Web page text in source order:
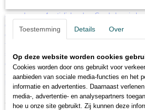
aangedreven. 4 antislipbanden. Goede loop in
drijfwerk. Rookbuizen aan de zijden en
gemonteerd. Open omloop met traptreden.
tender. Voor genormaliseerde koppelingsschacht,
schaargeleiding. Frontsein en cabineverlichting
digitaal schakelbaar. Rijwerkverlichting en
afremvertraging met Control Unit 6021 digitaal
buffers 26,7 cm.
Ook interessant
Toestemming Details Over
Op deze website worden cookies
Cookies worden door ons gebruikt voor
aanbieden van sociale media-functies en het
informatie en advertenties. Daarnaast
media-, advertentie- en analysepartners
hoe u onze site gebruikt. Zij kunnen deze